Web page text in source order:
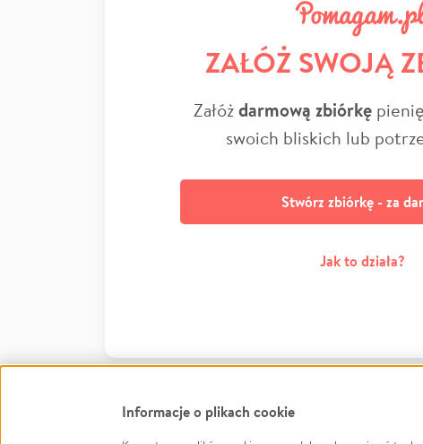
ZAŁÓŻ SWOJĄ
Załóżdarmową zbiórkę
swoich bliskich lub
Stwórz zbiórkę - za
Jak to działa?
Informacje o plikach cookie